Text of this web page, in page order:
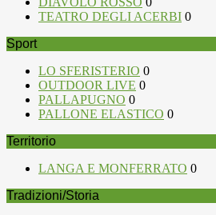
TEATRO DEGLI ACERBI 0
Sport
LO SFERISTERIO 0
OUTDOOR LIVE 0
PALLAPUGNO 0
PALLONE ELASTICO 0
Territorio
LANGA E MONFERRATO 0
Tradizioni/Storia